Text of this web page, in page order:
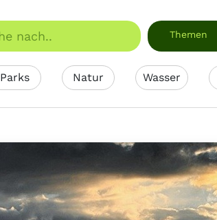
Themen
Parks Natur Wasser